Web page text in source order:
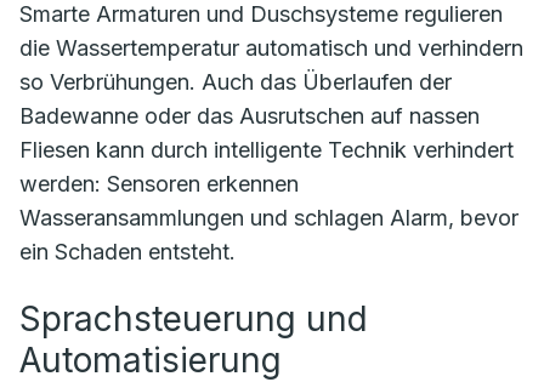
Smarte Armaturen und Duschsysteme regulieren
die Wassertemperatur automatisch und verhindern
so Verbrühungen. Auch das Überlaufen der
Badewanne oder das Ausrutschen auf nassen
Fliesen kann durch intelligente Technik verhindert
werden: Sensoren erkennen
Wasseransammlungen und schlagen Alarm, bevor
ein Schaden entsteht.
Sprachsteuerung und
Automatisierung